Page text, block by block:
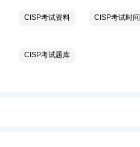
CISP考试资料 CISP考试时间
CISP考试题库